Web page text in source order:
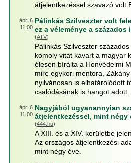
átjelentkezéssel szavazó volt
ápr. 6
11:00
Pálinkás Szilveszter volt
ez a véleménye a százados
(ATV)
Pálinkás Szilveszter
komoly vitát kavart a magyar
élesen bírálta a Honvédelmi
mire egykori mentora,
nyilvánosan is elhatárolódott
csalódásának is hangot adott.
ápr. 6
11:00
Nagyjából ugyanannyian
átjelentkezéssel, mint négy
(444.hu)
A XIII. és a XIV. kerületbe
Az országos átjelentkezési
mint négy éve.